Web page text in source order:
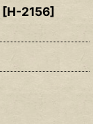
[H-2156]